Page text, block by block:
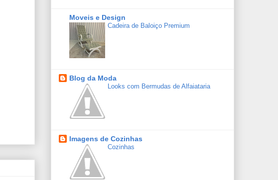
Moveis e Design
Cadeira de Baloiço Premium
Blog da Moda
Looks com Bermudas de Alfaiataria
Imagens de Cozinhas
Cozinhas